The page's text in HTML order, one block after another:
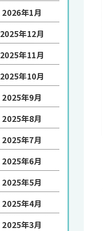
2026年1月
2025年12月
2025年11月
2025年10月
2025年9月
2025年8月
2025年7月
2025年6月
2025年5月
2025年4月
2025年3月